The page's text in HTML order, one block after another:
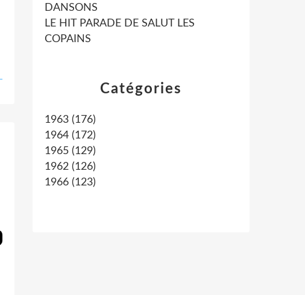
Catégories
1963 (176)
1964 (172)
1965 (129)
1962 (126)
1966 (123)
DANSONS
LE HIT PARADE DE SALUT LES
COPAINS